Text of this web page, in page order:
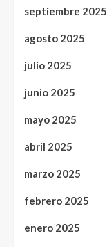
septiembre 2025
agosto 2025
julio 2025
junio 2025
mayo 2025
abril 2025
marzo 2025
febrero 2025
enero 2025